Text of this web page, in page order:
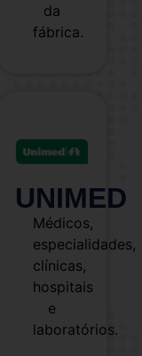
da
fábrica.
UNIMED
Médicos,
especialidades,
clínicas,
hospitais
e
laboratórios.